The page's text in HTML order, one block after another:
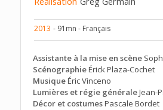
2013 - 91mn - Français
Assistante à la mise en scène
ScénographieÉrick Plaza-Cochet
MusiqueÉric Vinceno
Lumières et régie généraleJean-
Décor et costumesPascale Bordet